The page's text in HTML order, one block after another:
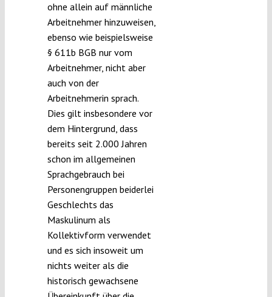
ohne allein auf männliche
Arbeitnehmer hinzuweisen,
ebenso wie beispielsweise
§ 611b BGB nur vom
Arbeitnehmer, nicht aber
auch von der
Arbeitnehmerin sprach.
Dies gilt insbesondere vor
dem Hintergrund, dass
bereits seit 2.000 Jahren
schon im allgemeinen
Sprachgebrauch bei
Personengruppen beiderlei
Geschlechts das
Maskulinum als
Kollektivform verwendet
und es sich insoweit um
nichts weiter als die
historisch gewachsene